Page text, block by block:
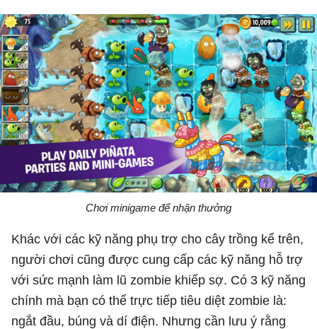
Chơi minigame để nhận thưởng
Khác với các kỹ năng phụ trợ cho cây trồng kể trên,
người chơi cũng được cung cấp các kỹ năng hỗ trợ
với sức mạnh làm lũ zombie khiếp sợ. Có 3 kỹ năng
chính mà bạn có thể trực tiếp tiêu diệt zombie là:
ngắt đầu, búng và dí điện. Nhưng cần lưu ý rằng